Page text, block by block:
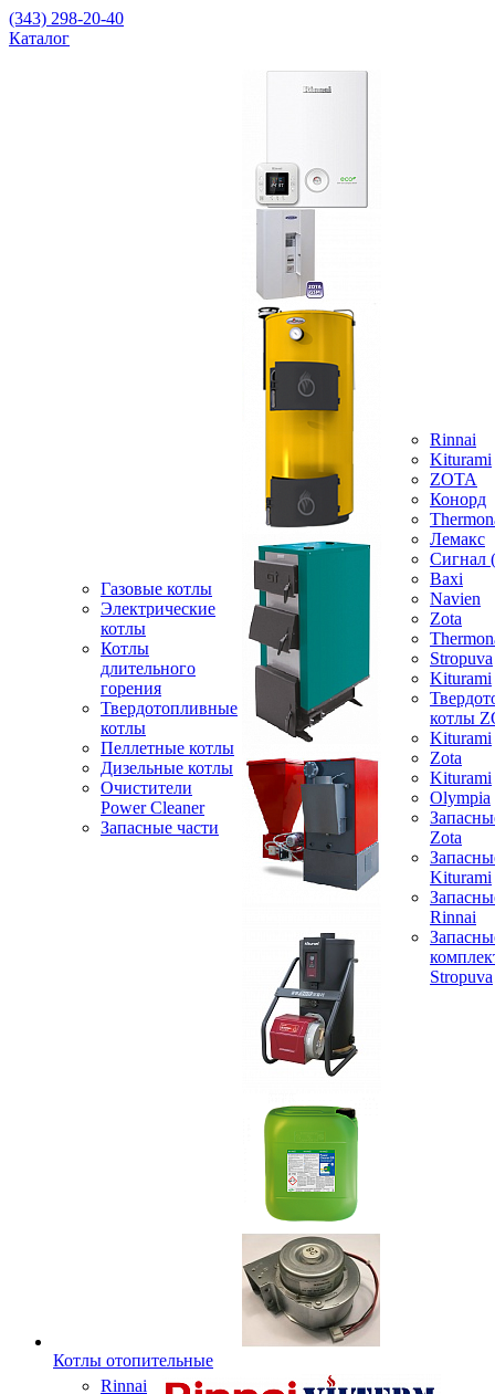
(343) 298-20-40
Каталог
Газовые котлы
Электрические
котлы
Котлы
длительного
горения
Твердотопливные
котлы
Пеллетные котлы
Дизельные котлы
Очистители
Power Cleaner
Запасные части
Rinnai
Kiturami
ZOTA
Конорд
Лемакс
Baxi
Navien
Zota
Stropuva
Kiturami
котлы
Kiturami
Zota
Kiturami
Olympia
Zota
Kiturami
Rinnai
Stropuva
Котлы отопительные
Rinnai